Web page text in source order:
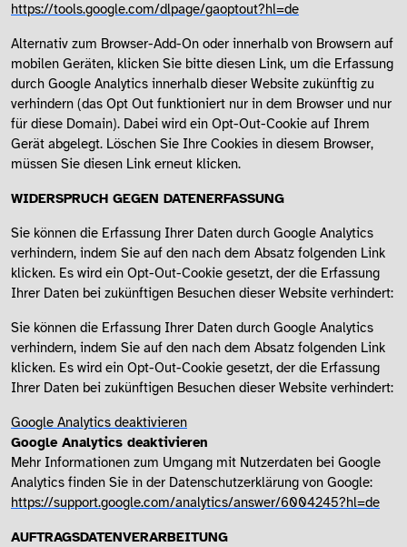
https://tools.google.com/dlpage/gaoptout?hl=de
Alternativ zum Browser-Add-On oder innerhalb von Browsern auf
mobilen Geräten, klicken Sie bitte diesen Link, um die Erfassung
durch Google Analytics innerhalb dieser Website zukünftig zu
verhindern (das Opt Out funktioniert nur in dem Browser und nur
für diese Domain). Dabei wird ein Opt-Out-Cookie auf Ihrem
Gerät abgelegt. Löschen Sie Ihre Cookies in diesem Browser,
müssen Sie diesen Link erneut klicken.
WIDERSPRUCH GEGEN DATENERFASSUNG
Sie können die Erfassung Ihrer Daten durch Google Analytics
verhindern, indem Sie auf den nach dem Absatz folgenden Link
klicken. Es wird ein Opt-Out-Cookie gesetzt, der die Erfassung
Ihrer Daten bei zukünftigen Besuchen dieser Website verhindert:
Sie können die Erfassung Ihrer Daten durch Google Analytics
verhindern, indem Sie auf den nach dem Absatz folgenden Link
klicken. Es wird ein Opt-Out-Cookie gesetzt, der die Erfassung
Ihrer Daten bei zukünftigen Besuchen dieser Website verhindert:
Google Analytics deaktivieren
Google Analytics deaktivieren
Mehr Informationen zum Umgang mit Nutzerdaten bei Google
Analytics finden Sie in der Datenschutzerklärung von Google:
https://support.google.com/analytics/answer/6004245?hl=de
AUFTRAGSDATENVERARBEITUNG